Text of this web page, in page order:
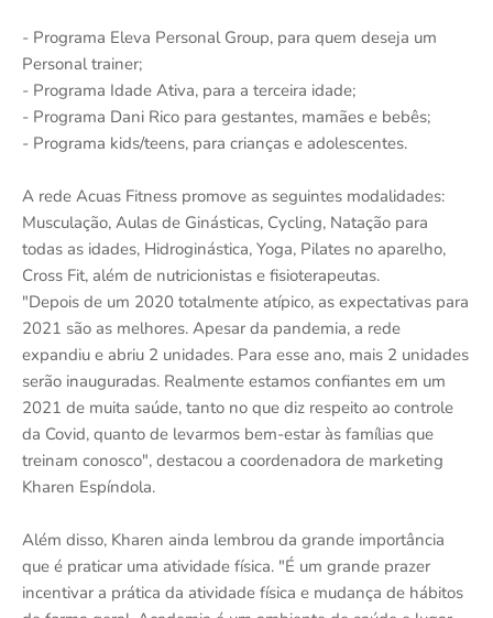
- Programa Eleva Personal Group, para quem deseja um
Personal trainer;
- Programa Idade Ativa, para a terceira idade;
- Programa Dani Rico para gestantes, mamães e bebês;
- Programa kids/teens, para crianças e adolescentes.
A rede Acuas Fitness promove as seguintes modalidades:
Musculação, Aulas de Ginásticas, Cycling, Natação para
todas as idades, Hidroginástica, Yoga, Pilates no aparelho,
Cross Fit, além de nutricionistas e fisioterapeutas.
"Depois de um 2020 totalmente atípico, as expectativas para
2021 são as melhores. Apesar da pandemia, a rede
expandiu e abriu 2 unidades. Para esse ano, mais 2 unidades
serão inauguradas. Realmente estamos confiantes em um
2021 de muita saúde, tanto no que diz respeito ao controle
da Covid, quanto de levarmos bem-estar às famílias que
treinam conosco", destacou a coordenadora de marketing
Kharen Espíndola.
Além disso, Kharen ainda lembrou da grande importância
que é praticar uma atividade física. "É um grande prazer
incentivar a prática da atividade física e mudança de hábitos